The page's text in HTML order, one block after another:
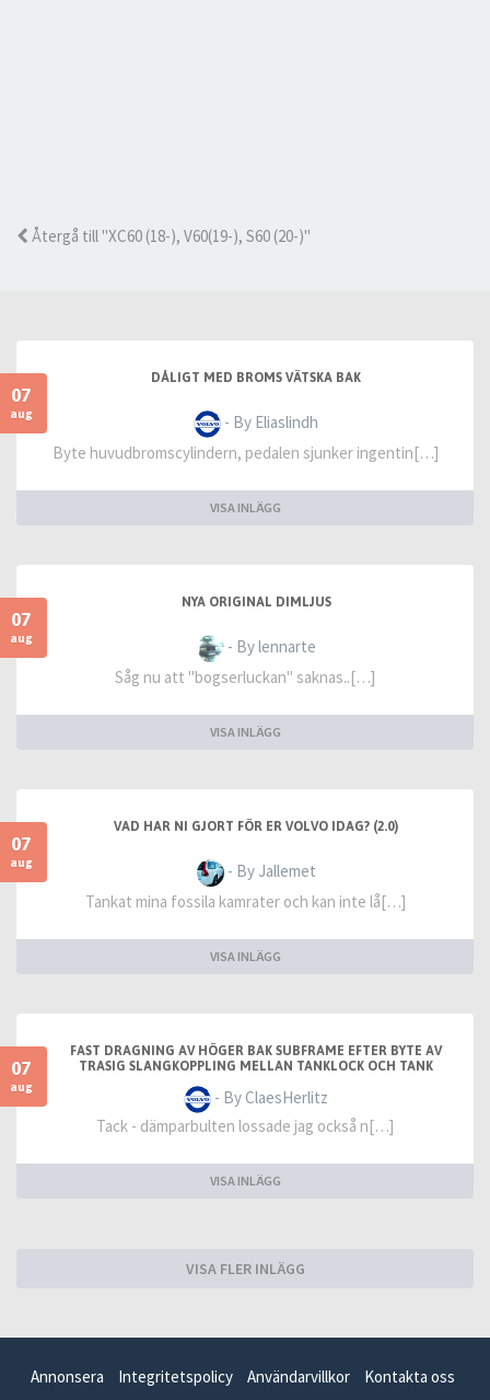
Återgå till "XC60 (18-), V60(19-), S60 (20-)"
07
aug
DÅLIGT MED BROMS VÄTSKA BAK
- By Eliaslindh
Byte huvudbromscylindern, pedalen sjunker ingentin[…]
VISA INLÄGG
07
aug
NYA ORIGINAL DIMLJUS
- By lennarte
Såg nu att "bogserluckan" saknas..[…]
VISA INLÄGG
07
aug
VAD HAR NI GJORT FÖR ER VOLVO IDAG? (2.0)
- By Jallemet
Tankat mina fossila kamrater och kan inte lå[…]
VISA INLÄGG
07
aug
FAST DRAGNING AV HÖGER BAK SUBFRAME EFTER BYTE AV
TRASIG SLANGKOPPLING MELLAN TANKLOCK OCH TANK
- By ClaesHerlitz
Tack - dämparbulten lossade jag också n[…]
VISA INLÄGG
VISA FLER INLÄGG
Annonsera Integritetspolicy Användarvillkor Kontakta oss